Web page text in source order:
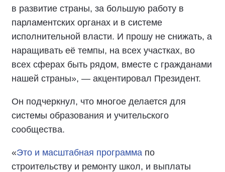
в развитие страны, за большую работу в
парламентских органах и в системе
исполнительной власти. И прошу не снижать, а
наращивать её темпы, на всех участках, во
всех сферах быть рядом, вместе с гражданами
нашей страны», — акцентировал Президент.
Он подчеркнул, что многое делается для
системы образования и учительского
сообщества.
«Это и масштабная программа по
строительству и ремонту школ, и выплаты